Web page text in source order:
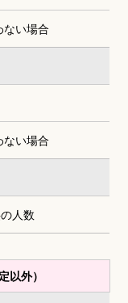
い場合
い場合
人数
以外）